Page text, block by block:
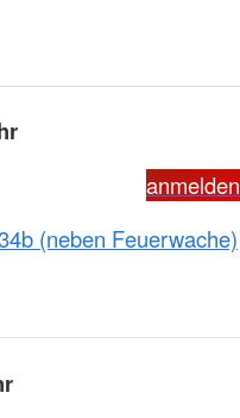
anmelden
(neben Feuerwache)